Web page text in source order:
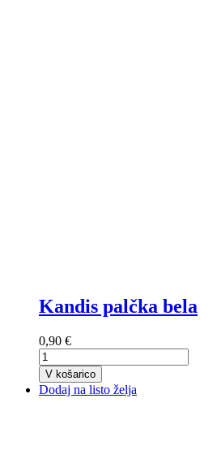
Kandis palčka bela
0,90 €
V košarico
Dodaj na listo želja